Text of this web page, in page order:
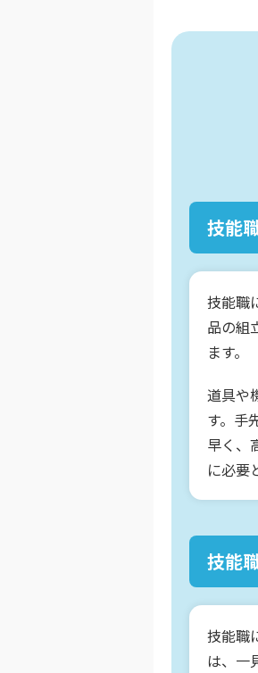
技能
技能職
品の組
ます。
道具や
す。手
早く、
に必要
技能
技能職
は、一